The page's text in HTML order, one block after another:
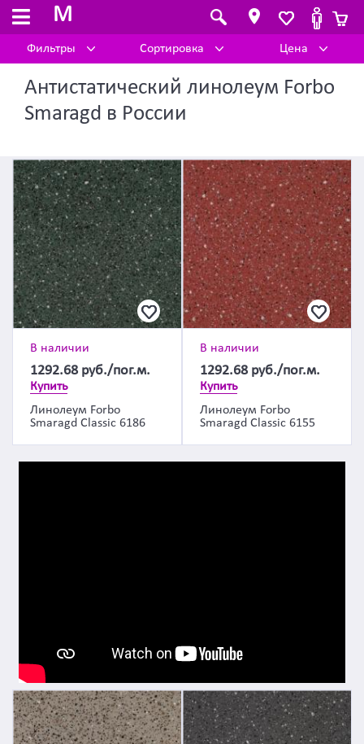
M
Фильтры Сортировка Цена
Антистатический линолеум Forbo
Smaragd в России
В наличии
1292.68 руб./пог.м.
Купить
Линолеум Forbo
Smaragd Classic 6186
В наличии
1292.68 руб./пог.м.
Купить
Линолеум Forbo
Smaragd Classic 6155